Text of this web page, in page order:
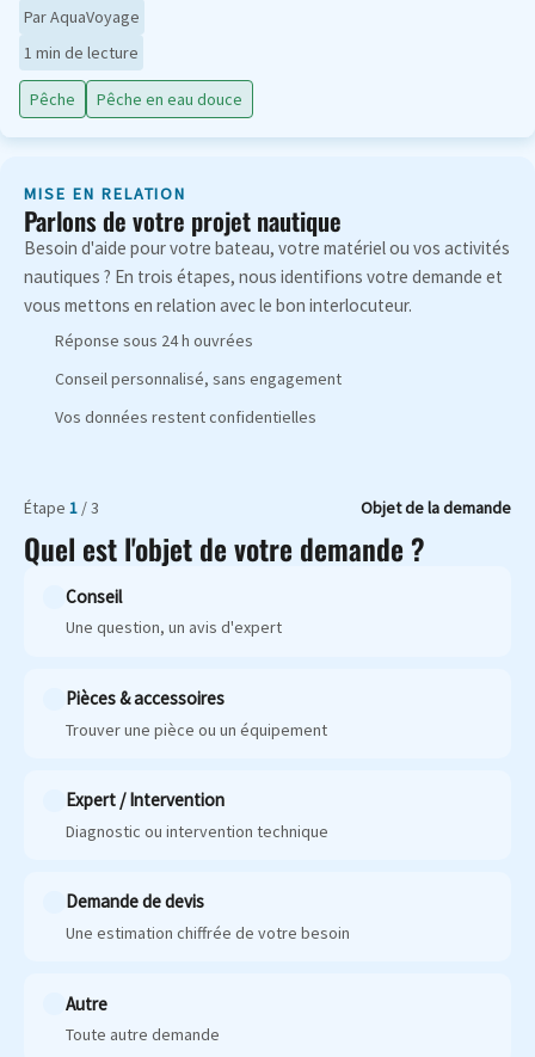
Par AquaVoyage
1 min de lecture
Pêche Pêche en eau douce
MISE EN RELATION
Parlons de votre projet nautique
Besoin d'aide pour votre bateau, votre matériel ou vos activités
nautiques ? En trois étapes, nous identifions votre demande et
vous mettons en relation avec le bon interlocuteur.
Réponse sous 24 h ouvrées
Conseil personnalisé, sans engagement
Vos données restent confidentielles
Étape 1 / 3 Objet de la demande
Quel est l'objet de votre demande ?
Conseil
Une question, un avis d'expert
Pièces & accessoires
Trouver une pièce ou un équipement
Expert / Intervention
Diagnostic ou intervention technique
Demande de devis
Une estimation chiffrée de votre besoin
Autre
Toute autre demande